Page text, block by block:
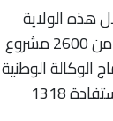
كشف الرشيدي عن إدماج 996 شخص خلال هذه الولاية
الحكومية في الوظيفة العمومية عن طريق المباراة الوطنية الموحدة، إلى جانب دعم أزيد من 2600 مشروع
الوطنية
لإنعاش التشغيل والكفاءات (ANAPEC) لما مجموعه 1919 شخصا سوق الشغل، مع استفادة 1318